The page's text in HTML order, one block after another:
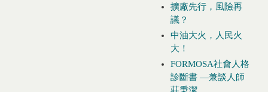
擴廠先行，風險再
議？
中油大火，人民火
大！
FORMOSA社會人格
診斷書 —兼談人師
莊秉潔